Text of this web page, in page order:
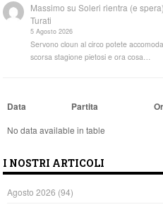
Massimo suSoleri rientra (e
Turati
5 Agosto 2026
Servono cloun al circo potete
scorsa stagione pietosi e ora cosa…
Data Partita
No data available in table
I NOSTRI ARTICOLI
Agosto 2026 (94)